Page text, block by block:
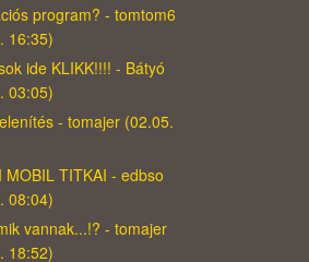
program? - tomtom6
16:35)
ide KLIKK!!!! - Bátyó
03:05)
- tomajer (02.05.
MOBIL TITKAI - edbso
08:04)
vannak...!? - tomajer
18:52)